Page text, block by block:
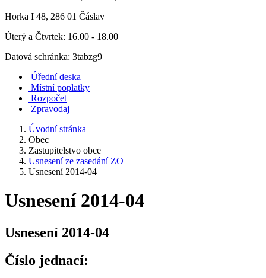
Horka I 48, 286 01 Čáslav
Úterý a Čtvrtek: 16.00 - 18.00
Datová schránka: 3tabzg9
Úřední deska
Místní poplatky
Rozpočet
Zpravodaj
Úvodní stránka
Obec
Zastupitelstvo obce
Usnesení ze zasedání ZO
Usnesení 2014-04
Usnesení 2014-04
Usnesení 2014-04
Číslo jednací: